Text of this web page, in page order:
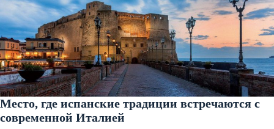
Место, где испанские традиции встречаются с
современной Италией